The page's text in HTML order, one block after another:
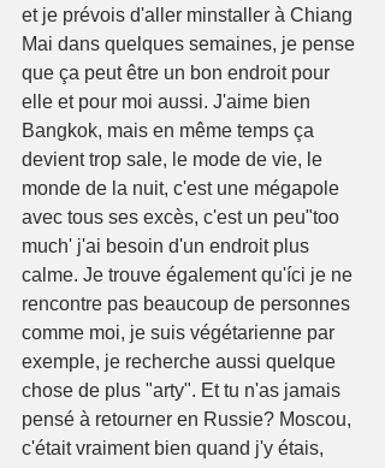
et je prévois d'aller minstaller à Chiang
Mai dans quelques semaines, je pense
que ça peut être un bon endroit pour
elle et pour moi aussi. J'aime bien
Bangkok, mais en même temps ça
devient trop sale, le mode de vie, le
monde de la nuit, c'est une mégapole
avec tous ses excès, c'est un peu"too
much' j'ai besoin d'un endroit plus
calme. Je trouve également qu'íci je ne
rencontre pas beaucoup de personnes
comme moi, je suis végétarienne par
exemple, je recherche aussi quelque
chose de plus "arty". Et tu n'as jamais
pensé à retourner en Russie? Moscou,
c'était vraiment bien quand j'y étais,